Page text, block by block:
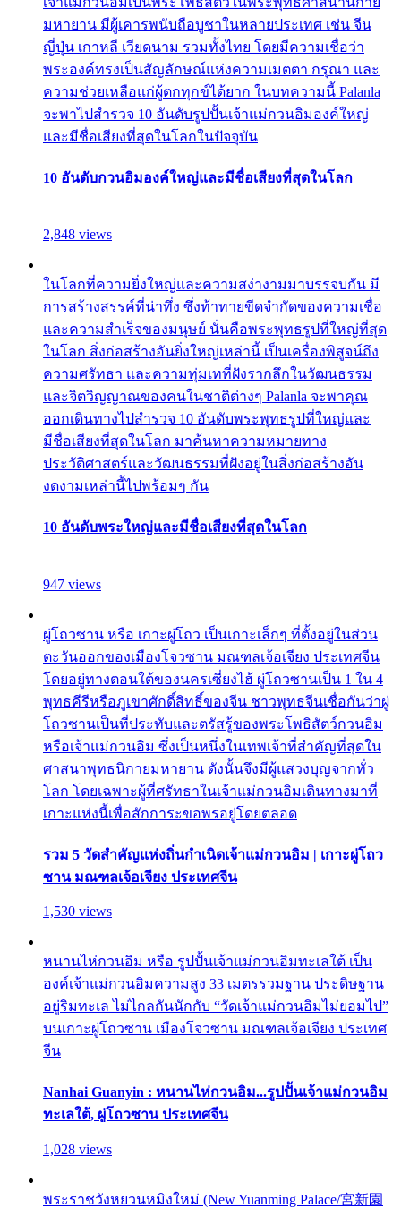
มหายาน มีผู้เคารพนับถือบูชาในหลายประเทศ เช่น จีน
ญี่ปุ่น เกาหลี เวียดนาม รวมทั้งไทย โดยมีความเชื่อว่า
พระองค์ทรงเป็นสัญลักษณ์แห่งความเมตตา กรุณา และ
ความช่วยเหลือแก่ผู้ตกทุกข์ได้ยาก ในบทความนี้ Palanla
จะพาไปสำรวจ 10 อันดับรูปปั้นเจ้าแม่กวนอิมองค์ใหญ่
และมีชื่อเสียงที่สุดในโลกในปัจจุบัน
10 อันดับกวนอิมองค์ใหญ่และมีชื่อเสียงที่สุดในโลก
2,848 views
ในโลกที่ความยิ่งใหญ่และความสง่างามมาบรรจบกัน มี
การสร้างสรรค์ที่น่าทึ่ง ซึ่งท้าทายขีดจำกัดของความเชื่อ
และความสำเร็จของมนุษย์ นั่นคือพระพุทธรูปที่ใหญ่ที่สุด
ในโลก สิ่งก่อสร้างอันยิ่งใหญ่เหล่านี้ เป็นเครื่องพิสูจน์ถึง
ความศรัทธา และความทุ่มเทที่ฝังรากลึกในวัฒนธรรม
และจิตวิญญาณของคนในชาติต่างๆ Palanla จะพาคุณ
ออกเดินทางไปสำรวจ 10 อันดับพระพุทธรูปที่ใหญ่และ
มีชื่อเสียงที่สุดในโลก มาค้นหาความหมายทาง
ประวัติศาสตร์และวัฒนธรรมที่ฝังอยู่ในสิ่งก่อสร้างอัน
งดงามเหล่านี้ไปพร้อมๆ กัน
10 อันดับพระใหญ่และมีชื่อเสียงที่สุดในโลก
947 views
ผู่โถวซาน หรือ เกาะผู่โถว เป็นเกาะเล็กๆ ที่ตั้งอยู่ในส่วน
ตะวันออกของเมืองโจวซาน มณฑลเจ้อเจียง ประเทศจีน
โดยอยู่ทางตอนใต้ของนครเซี่ยงไฮ้ ผู่โถวซานเป็น 1 ใน 4
พุทธคีรีหรือภูเขาศักดิ์สิทธิ์ของจีน ชาวพุทธจีนเชื่อกันว่าผู่
โถวซานเป็นที่ประทับและตรัสรู้ของพระโพธิสัตว์กวนอิม
หรือเจ้าแม่กวนอิม ซึ่งเป็นหนึ่งในเทพเจ้าที่สำคัญที่สุดใน
ศาสนาพุทธนิกายมหายาน ดังนั้นจึงมีผู้แสวงบุญจากทั่ว
โลก โดยเฉพาะผู้ที่ศรัทธาในเจ้าแม่กวนอิมเดินทางมาที่
เกาะแห่งนี้เพื่อสักการะขอพรอยู่โดยตลอด
รวม 5 วัดสำคัญแห่งถิ่นกำเนิดเจ้าแม่กวนอิม | เกาะผู่โถว
ซาน มณฑลเจ้อเจียง ประเทศจีน
1,530 views
หนานไห่กวนอิม หรือ รูปปั้นเจ้าแม่กวนอิมทะเลใต้ เป็น
องค์เจ้าแม่กวนอิมความสูง 33 เมตรรวมฐาน ประดิษฐาน
อยู่ริมทะเล ไม่ไกลกันนักกับ “วัดเจ้าแม่กวนอิมไม่ยอมไป”
บนเกาะผู่โถวซาน เมืองโจวซาน มณฑลเจ้อเจียง ประเทศ
จีน
Nanhai Guanyin : หนานไห่กวนอิม...รูปปั้นเจ้าแม่กวนอิม
ทะเลใต้, ผู่โถวซาน ประเทศจีน
1,028 views
พระราชวังหยวนหมิงใหม่ (New Yuanming Palace/宮新園